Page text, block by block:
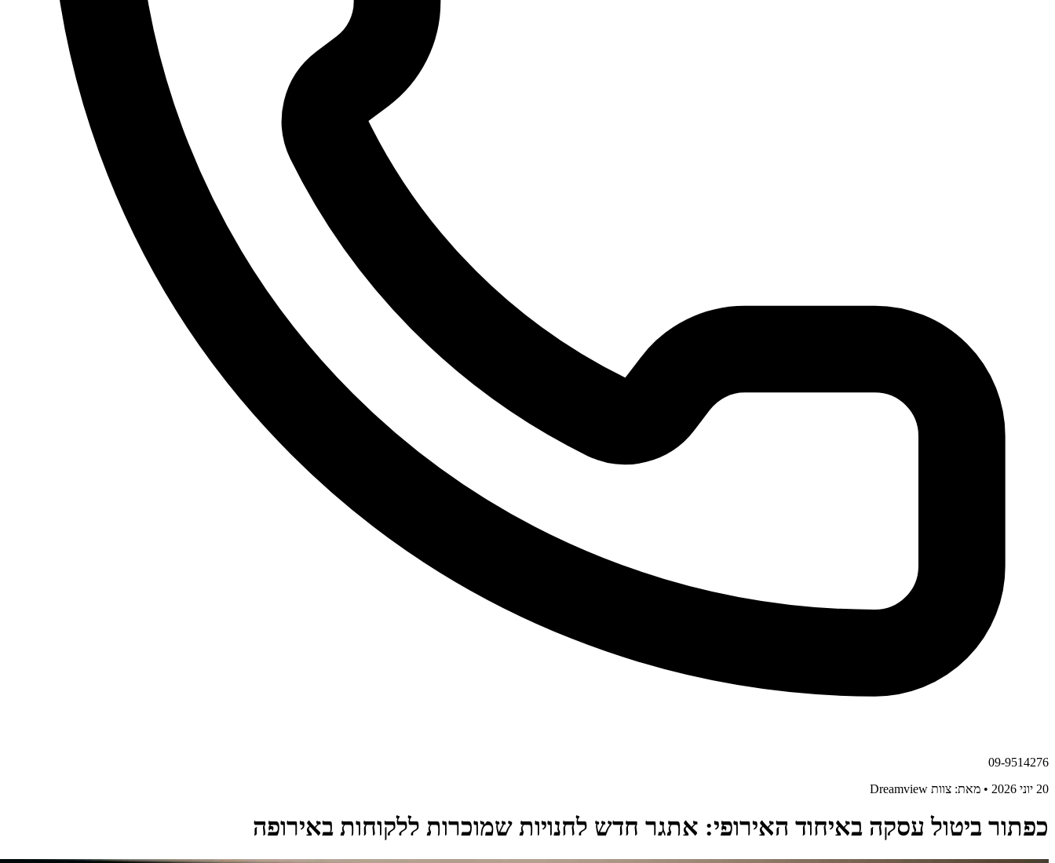
09-9514276
20 יוני 2026 • מאת: צוות Dreamview
כפתור ביטול עסקה באיחוד האירופי: אתגר חדש לחנויות שמוכרות ללקוחות באירופה